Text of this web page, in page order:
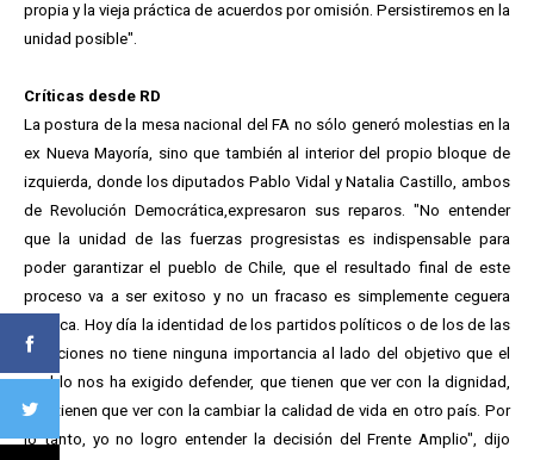
propia y la vieja práctica de acuerdos por omisión. Persistiremos en la
unidad posible".
Críticas desde RD
La postura de la mesa nacional del FA no sólo generó molestias en la
ex Nueva Mayoría, sino que también al interior del propio bloque de
izquierda, donde los diputados Pablo Vidal y Natalia Castillo, ambos
de Revolución Democrática,expresaron sus reparos. "No entender
que la unidad de las fuerzas progresistas es indispensable para
poder garantizar el pueblo de Chile, que el resultado final de este
proceso va a ser exitoso y no un fracaso es simplemente ceguera
política. Hoy día la identidad de los partidos políticos o de los de las
coaliciones no tiene ninguna importancia al lado del objetivo que el
pueblo nos ha exigido defender, que tienen que ver con la dignidad,
que tienen que ver con la cambiar la calidad de vida en otro país. Por
lo tanto, yo no logro entender la decisión del Frente Amplio", dijo